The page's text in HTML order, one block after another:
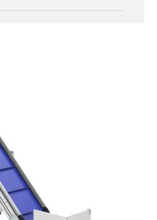
mit Scharnieren
Alu-Legierung,
Metallrohr,
ohne Bremse (2+2)
Oberfläche blau